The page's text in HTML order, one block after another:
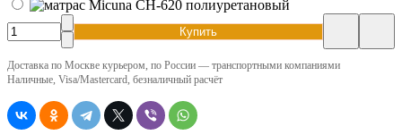
Купить
Доставка по Москве курьером, по России — транспортными компаниями
Наличные, Visa/Mastercard, безналичный расчёт